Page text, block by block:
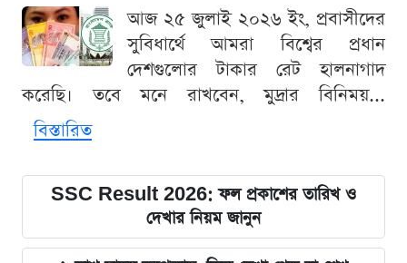
আজ ২৫ জুলাই ২০২৬ ইং, প্রবাসীদের
সুবিধার্থে আমরা বিশ্বের প্রধান
দেশগুলোর টাকার রেট হালনাগাদ
করেছি। তবে মনে রাখবেন, মুদ্রার বিনিময়...
বিস্তারিত
SSC Result 2026: ফল প্রকাশের তারিখ ও
দেখার নিয়ম জানুন